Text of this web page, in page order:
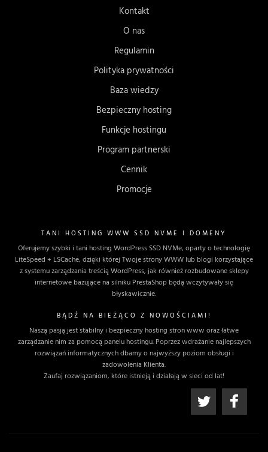
Kontakt
O nas
Regulamin
Polityka prywatności
Baza wiedzy
Bezpieczny hosting
Funkcje hostingu
Program partnerski
Cennik
Promocje
TANI HOSTING WWW SSD NVME I DOMENY
Oferujemy szybki i tani hosting WordPress SSD NVMe, oparty o technologię
LiteSpeed + LSCache, dzięki której Twoje strony WWW lub blogi korzystające
z systemu zarządzania treścią WordPress, jak również rozbudowane sklepy
internetowe bazujące na silniku PrestaShop będą wczytywały się
błyskawicznie.
BĄDŹ NA BIEŻĄCO Z NOWOŚCIAMI!
Naszą pasją jest stabilny i bezpieczny hosting stron www oraz łatwe
zarządzanie nim za pomocą panelu hostingu. Poprzez wdrażanie najlepszych
rozwiązań informatycznych dbamy o najwyższy poziom obsługi i
zadowolenia Klienta.
Zaufaj rozwiązaniom, które istnieją i działają w sieci od lat!